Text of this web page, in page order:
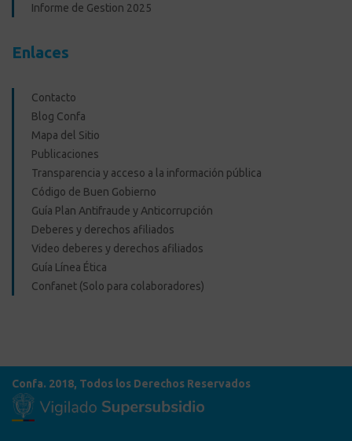
Informe de Gestion 2025
Enlaces
Contacto
Blog Confa
Mapa del Sitio
Publicaciones
Transparencia y acceso a la información pública
Código de Buen Gobierno
Guía Plan Antifraude y Anticorrupción
Deberes y derechos afiliados
Video deberes y derechos afiliados
Guía Línea Ética
Confanet (Solo para colaboradores)
Confa. 2018, Todos los Derechos Reservados